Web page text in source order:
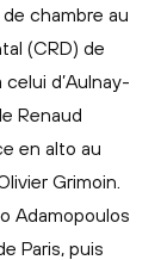
chambre au
(CRD) de
d’Aulnay-
Renaud
en alto au
Grimoin.
Adamopoulos
Paris, puis